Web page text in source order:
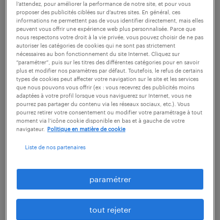
découvrir nos offres
1
salaire moyen au poste de
commercial sédentaire
et 2500 € net par moisenviron, en fonction
de son degré d'ancienneté et de son
expérience. Les débutants, bien sûr,
commencent au bas de l'échelle salariale.
l’attendez, pour améliorer la performance de notre site, et pour vous
proposer des publicités ciblées sur d’autres sites. En général, ces
informations ne permettent pas de vous identifier directement, mais elles
peuvent vous offrir une expérience web plus personnalisée. Parce que
nous respectons votre droit à la vie privée, vous pouvez choisir de ne pas
autoriser les catégories de cookies qui ne sont pas strictement
nécessaires au bon fonctionnement du site Internet. Cliquez sur
“paramétrer”, puis sur les titres des différentes catégories pour en savoir
plus et modifier nos paramètres par défaut. Toutefois, le refus de certains
types de cookies peut affecter votre navigation sur le site et les services
que nous pouvons vous offrir (ex : vous recevrez des publicités moins
adaptées à votre profil lorsque vous naviguerez sur Internet, vous ne
pourrez pas partager du contenu via les réseaux sociaux, etc.). Vous
pourrez retirer votre consentement ou modifier votre paramétrage à tout
moment via l’icône cookie disponible en bas et à gauche de votre
navigateur. Politique en matière de cookie
Liste de nos partenaires
paramétrer
tout rejeter